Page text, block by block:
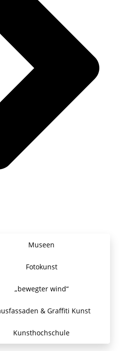
Museen
Fotokunst
„bewegter wind“
& Graffiti Kunst
Kunsthochschule